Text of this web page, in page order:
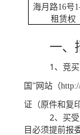
海月路16号
租赁权
一、
1 、竞
国 ”网站（
证（原件和复
2、买
目必须提前报